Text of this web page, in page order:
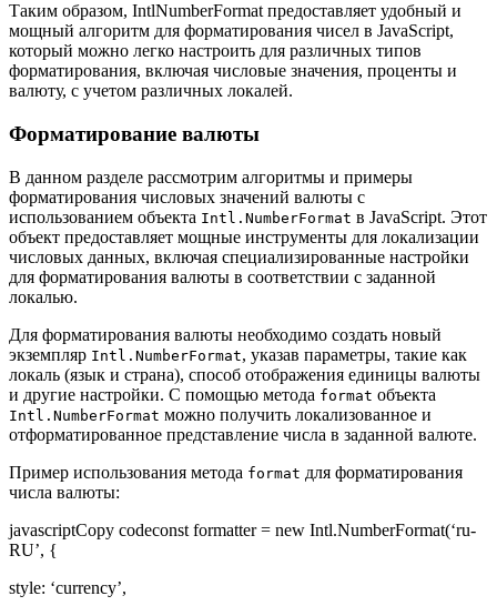
Таким образом, IntlNumberFormat предоставляет удобный и
мощный алгоритм для форматирования чисел в JavaScript,
который можно легко настроить для различных типов
форматирования, включая числовые значения, проценты и
валюту, с учетом различных локалей.
Форматирование валюты
В данном разделе рассмотрим алгоритмы и примеры
форматирования числовых значений валюты с
использованием объекта Intl.NumberFormat в JavaScript. Этот
объект предоставляет мощные инструменты для локализации
числовых данных, включая специализированные настройки
для форматирования валюты в соответствии с заданной
локалью.
Для форматирования валюты необходимо создать новый
экземпляр Intl.NumberFormat, указав параметры, такие как
локаль (язык и страна), способ отображения единицы валюты
и другие настройки. С помощью метода format объекта
Intl.NumberFormat можно получить локализованное и
отформатированное представление числа в заданной валюте.
Пример использования метода format для форматирования
числа валюты:
javascriptCopy codeconst formatter = new Intl.NumberFormat(‘ru-
RU’, {
style: ‘currency’,